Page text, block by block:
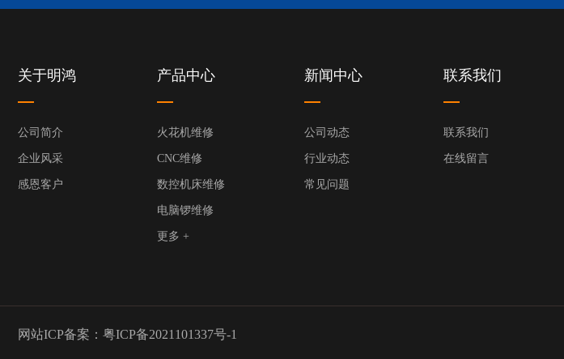
关于明鸿
公司简介
企业风采
感恩客户
产品中心
火花机维修
CNC维修
数控机床维修
电脑锣维修
更多 +
新闻中心
公司动态
行业动态
常见问题
联系我们
联系我们
在线留言
网站ICP备案： 粤ICP备2021101337号-1